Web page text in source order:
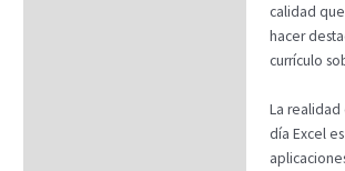
calidad
hacer
currículo
La realidad
día Excel